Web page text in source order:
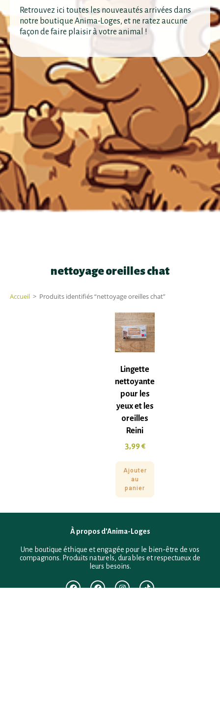
Retrouvez ici toutes les nouveautés arrivées dans
notre boutique Anima-Loges, et ne ratez aucune
façon de faire plaisir à votre animal !
nettoyage oreilles chat
Accueil > Produits identifiés “nettoyage oreilles chat”
Lingette
nettoyante
pour les
yeux et les
oreilles
Reini
3,99€
Ajouter
au
panier
À propos d’Anima-Loges
Une boutique éthique et engagée pour le bien-être de vos
compagnons. Produits naturels, durables et respectueux de
leurs besoins.